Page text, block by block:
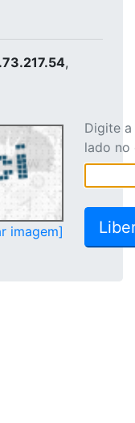
,
imagem]
Digite
lado no